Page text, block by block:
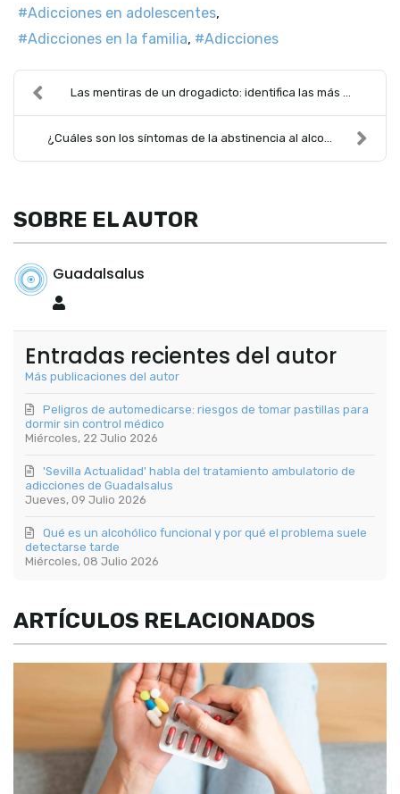
Adicciones en adolescentes
Adicciones en la familia
Adicciones
Las mentiras de un drogadicto: identifica las más ...
¿Cuáles son los síntomas de la abstinencia al alco...
SOBRE EL AUTOR
Guadalsalus
Entradas recientes del autor
Más publicaciones del autor
Miércoles, 22 Julio 2026
Peligros de automedicarse: riesgos de tomar pastillas para
dormir sin control médico
Jueves, 09 Julio 2026
'Sevilla Actualidad' habla del tratamiento ambulatorio de
adicciones de Guadalsalus
Miércoles, 08 Julio 2026
Qué es un alcohólico funcional y por qué el problema suele
detectarse tarde
ARTÍCULOS RELACIONADOS